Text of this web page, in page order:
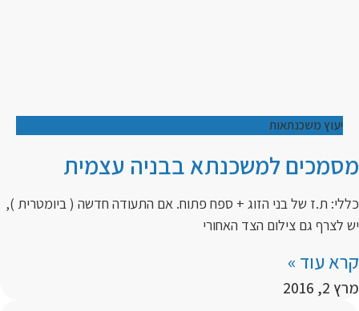
יעוץ משכנתאות
מסמכים למשכנתא בבניה עצמית
כללי: ת.ז של בני הזוג + ספח פתוח. אם התעודה חדשה ( ביומטרית ),
יש לצרף גם צילום הצד האחורי
קרא עוד »
מרץ 2, 2016